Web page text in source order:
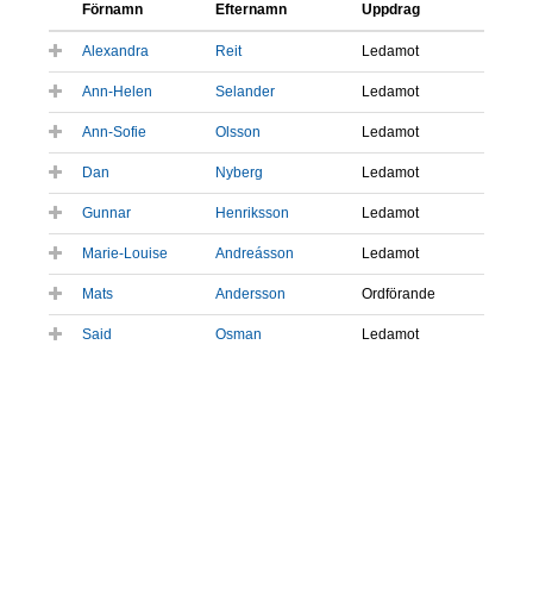
Förnamn Efternamn Uppdrag
Alexandra Reit Ledamot
Ann-Helen Selander Ledamot
Ann-Sofie Olsson Ledamot
Dan Nyberg Ledamot
Gunnar Henriksson Ledamot
Marie-Louise Andreásson Ledamot
Mats Andersson Ordförande
Said Osman Ledamot